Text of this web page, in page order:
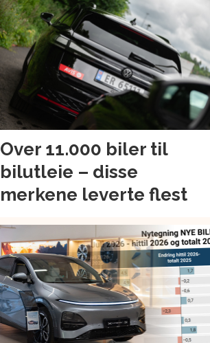
Over 11.000 biler til
bilutleie – disse
merkene leverte flest